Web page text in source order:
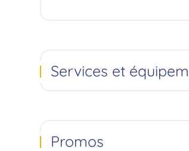
Services et
Promos